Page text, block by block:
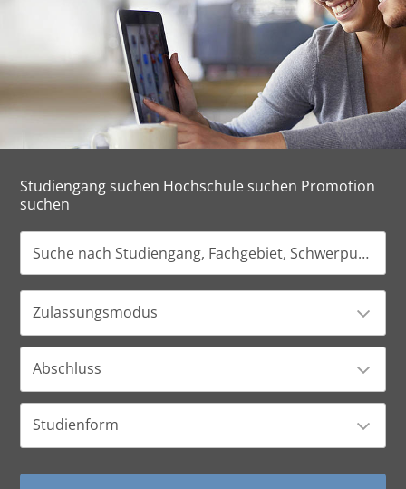
Studiengang suchen Hochschule suchen Promotion
suchen
Zulassungsmodus
Abschluss
Studienform